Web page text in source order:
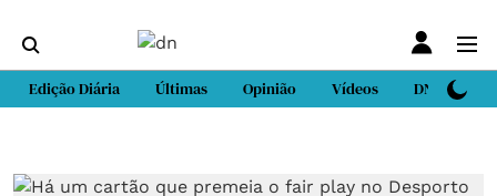
Edição Diária Últimas Opinião Vídeos DN Sport